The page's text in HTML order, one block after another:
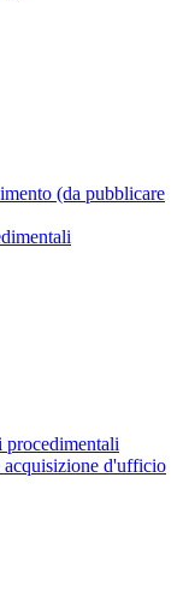
(da pubblicare
d'ufficio